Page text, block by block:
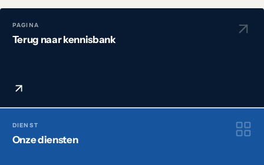
PAGINA
Terug naar kennisbank
DIENST
Onze diensten